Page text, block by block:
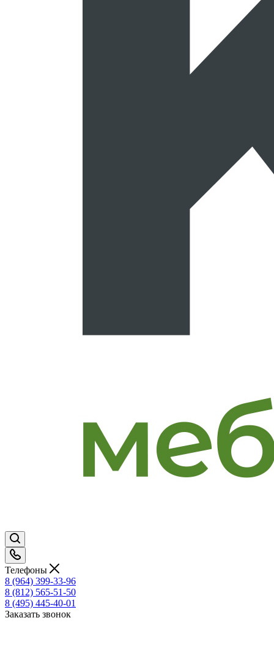
Телефоны
8 (964) 399-33-96
8 (812) 565-51-50
8 (495) 445-40-01
Заказать звонок